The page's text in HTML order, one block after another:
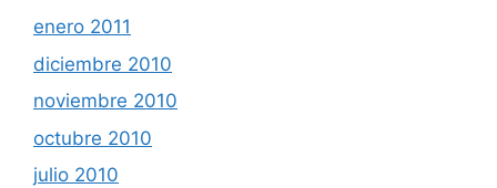
enero 2011
diciembre 2010
noviembre 2010
octubre 2010
julio 2010